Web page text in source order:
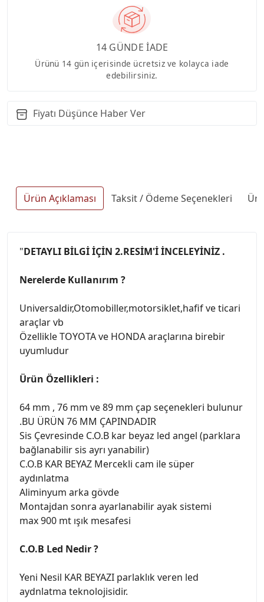
14 GÜNDE İADE
Ürünü 14 gün içerisinde ücretsiz ve kolayca iade
edebilirsiniz.
Fiyatı Düşünce Haber Ver
Ürün Açıklaması Taksit / Ödeme Seçenekleri
"DETAYLI BİLGİ İÇİN 2.RESİM'İ İNCELEYİNİZ .
Nerelerde Kullanırım ?
Universaldir,Otomobiller,motorsiklet,hafif ve ticari
araçlar vb
Özellikle TOYOTA ve HONDA araçlarına birebir
uyumludur
Ürün Özellikleri :
64 mm , 76 mm ve 89 mm çap seçenekleri bulunur
.BU ÜRÜN 76 MM ÇAPINDADIR
Sis Çevresinde C.O.B kar beyaz led angel (parklara
bağlanabilir sis ayrı yanabilir)
C.O.B KAR BEYAZ Mercekli cam ile süper
aydınlatma
Aliminyum arka gövde
Montajdan sonra ayarlanabilir ayak sistemi
max 900 mt ışık mesafesi
C.O.B Led Nedir ?
Yeni Nesil KAR BEYAZI parlaklık veren led
aydnlatma teknolojisidir.